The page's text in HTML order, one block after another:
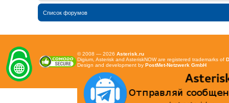
Список форумов
© 2008 — 2026 Asterisk.ru
Digium, Asterisk and AsteriskNOW are registered trademarks of
Design and development by PostMet-Netzwerk GmbH